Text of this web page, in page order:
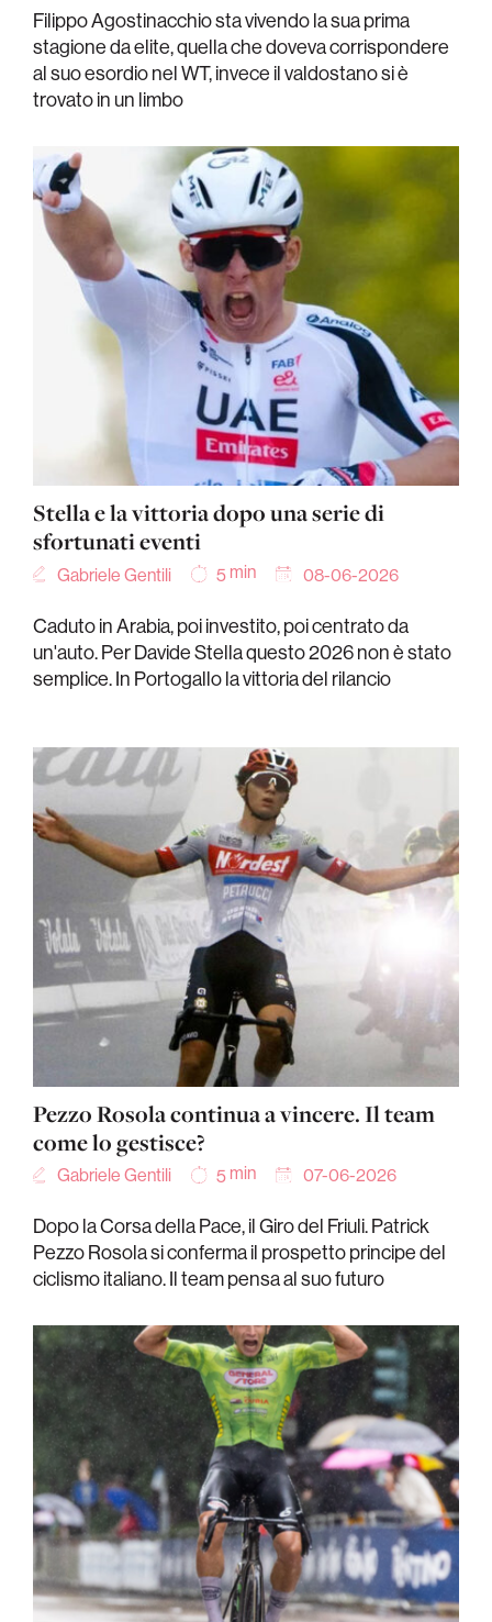
Filippo Agostinacchio sta vivendo la sua prima
stagione da elite, quella che doveva corrispondere
al suo esordio nel WT, invece il valdostano si è
trovato in un limbo
Stella e la vittoria dopo una serie di
sfortunati eventi
Gabriele Gentili 5 min 08-06-2026
Caduto in Arabia, poi investito, poi centrato da
un'auto. Per Davide Stella questo 2026 non è stato
semplice. In Portogallo la vittoria del rilancio
Pezzo Rosola continua a vincere. Il team
come lo gestisce?
Gabriele Gentili 5 min 07-06-2026
Dopo la Corsa della Pace, il Giro del Friuli. Patrick
Pezzo Rosola si conferma il prospetto principe del
ciclismo italiano. Il team pensa al suo futuro